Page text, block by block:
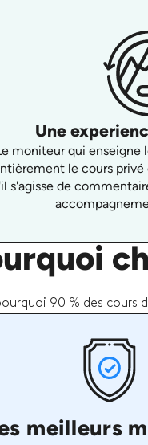
Une
moniteur qui enseigne
le cours privé
s'agisse de
90 % des cours
meilleurs